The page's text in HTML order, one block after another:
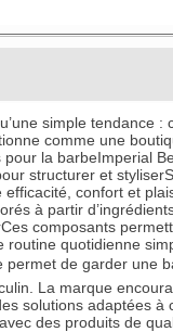
simple tendance :
comme une
la barbeImperial
structurer et
confort et
à partir
composants
quotidienne
de garder une
La marque
solutions adaptées
des produits de